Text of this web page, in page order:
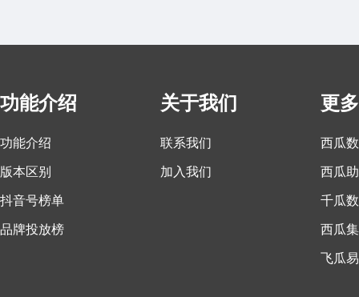
功能介绍
功能介绍
版本区别
抖音号榜单
品牌投放榜
关于我们
联系我们
加入我们
更
西瓜
西瓜
千瓜
西瓜集
飞瓜